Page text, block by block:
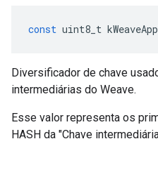
const uint8_t
Diversificador de chave
intermediárias do Weave.
Esse valor representa os
HASH da "Chave